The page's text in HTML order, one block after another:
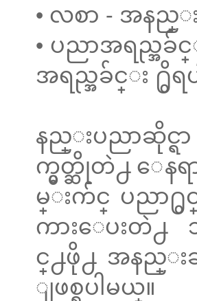
• လစာ - အန
• ပညာအရည္အ
အရည္အခ်င္း ႐ွိရ
နည္းပညာဆိုင္ရ
က္မွတ္ဆိုတဲ႕ ေနရ
မ္းက်င္ ပညာ႐ွ
ကားေပးတဲ႕
င္႕ဖို႕ အနည္း
ျဖစ္ရပါမယ္။